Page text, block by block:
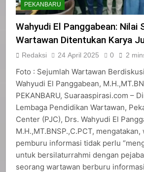
PEKANBARU
Wahyudi El Panggabean: Nilai
Wartawan Ditentukan Karya
Redaksi 24 April 2025 0 2
Foto : Sejumlah Wartawan
Wahyudi El Panggabean,
PEKANBARU, Suaraaspirasi.com –
Lembaga Pendidikan Wartawan,
Center (PJC), Drs. Wahyudi El
M.H.,MT.BNSP.,C.PCT,
pemburu informasi tidak perlu
untuk bersilaturrahmi dengan
seorang wartawan berburu